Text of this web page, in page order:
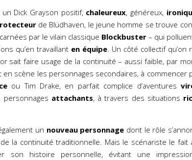
Dick Grayson positif, chaleureux, généreux,
de Blüdhaven, le jeune homme se trouve
par le vilain classique Blockbuster – qui
qu’en travaillant en équipe. Un côté collectif
sait faire usage de la continuité – aussi faible, par
scène les personnages secondaires, à commencer
ou Tim Drake, en parfait complice d’aventures
attachants, à travers des situations
un nouveau personnage dont le rôle
de la continuité traditionnelle. Mais le scénariste le fait
son histoire personnelle, évitant une